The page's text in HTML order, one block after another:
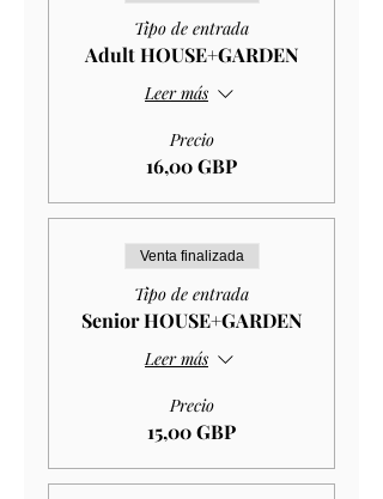
Tipo de entrada
Adult HOUSE+GARDEN
Leer más
Precio
16,00 GBP
Venta finalizada
Tipo de entrada
Senior HOUSE+GARDEN
Leer más
Precio
15,00 GBP